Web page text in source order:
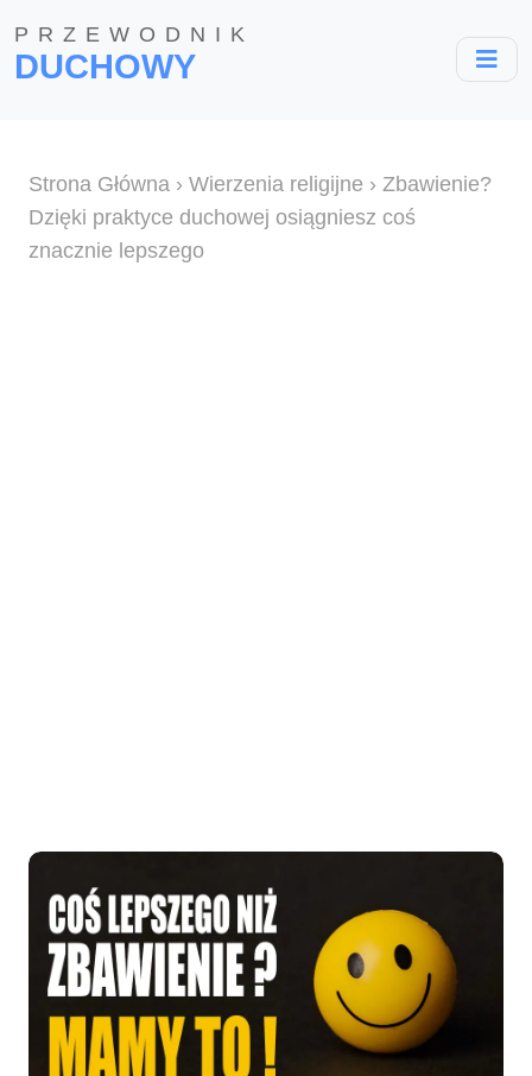
PRZEWODNIK
DUCHOWY
Strona Główna › Wierzenia religijne › Zbawienie?
Dzięki praktyce duchowej osiągniesz coś
znacznie lepszego